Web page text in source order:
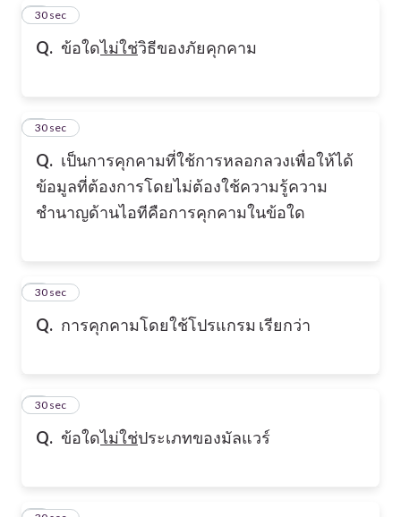
Q. ข้อใดไม่ใช่วิธีของภัยคุกคาม
1
30 sec
Q. เป็นการคุกคามที่ใช้การหลอกลวงเพื่อให้ได้
ข้อมูลที่ต้องการโดยไม่ต้องใช้ความรู้ความ
ชำนาญด้านไอทีคือการคุกคามในข้อใด
2
30 sec
Q. การคุกคามโดยใช้โปรแกรม เรียกว่า
3
30 sec
Q. ข้อใดไม่ใช่ประเภทของมัลแวร์
4
30 sec